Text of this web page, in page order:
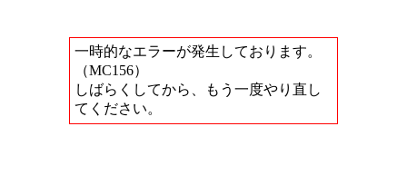
一時的なエラーが発生しております。
（MC156）
しばらくしてから、もう一度やり直し
てください。